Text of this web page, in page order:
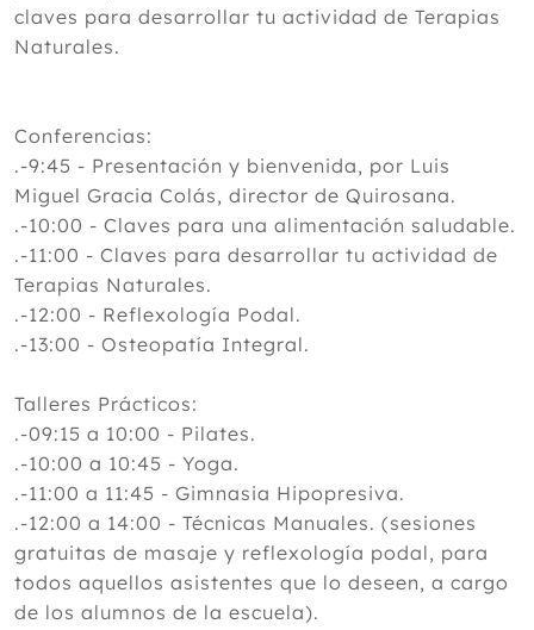
claves para desarrollar tu actividad de Terapias
Naturales.
Conferencias:
.-9:45 - Presentación y bienvenida, por Luis
Miguel Gracia Colás, director de Quirosana.
.-10:00 - Claves para una alimentación saludable.
.-11:00 - Claves para desarrollar tu actividad de
Terapias Naturales.
.-12:00 - Reflexología Podal.
.-13:00 - Osteopatía Integral.
Talleres Prácticos:
.-09:15 a 10:00 - Pilates.
.-10:00 a 10:45 - Yoga.
.-11:00 a 11:45 - Gimnasia Hipopresiva.
.-12:00 a 14:00 - Técnicas Manuales. (sesiones
gratuitas de masaje y reflexología podal, para
todos aquellos asistentes que lo deseen, a cargo
de los alumnos de la escuela).